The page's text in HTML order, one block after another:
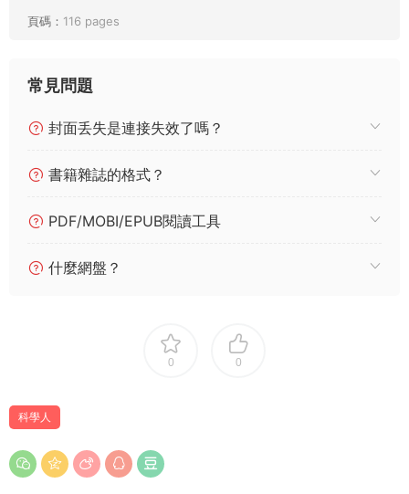
頁碼： 116 pages
常見問題
封面丢失是連接失效了嗎？
書籍雜誌的格式？
PDF/MOBI/EPUB閱讀工具
什麼網盤？
0 0
科學人